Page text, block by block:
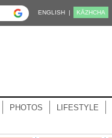
ENGLISH | KĀZHCHA
PHOTOS LIFESTYLE